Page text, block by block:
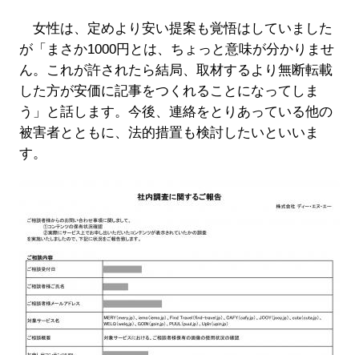
女性は、定めより安い提案も覚悟はしていました
が「まさか1000円とは、ちょっと意味が分かりませ
ん。これが許されたら結局、取材するより無断転載
した方が安価に記事をつくれることになってしま
う」と話します。今後、連絡をとりあっている他の
被害者とともに、法的措置も検討したいといいま
す。